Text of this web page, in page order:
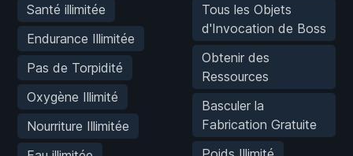
Santé illimitée
Endurance Illimitée
Pas de Torpidité
Oxygène Illimité
Nourriture Illimitée
Tous les Objets
d'Invocation de Boss
Obtenir des
Ressources
Basculer la
Fabrication Gratuite